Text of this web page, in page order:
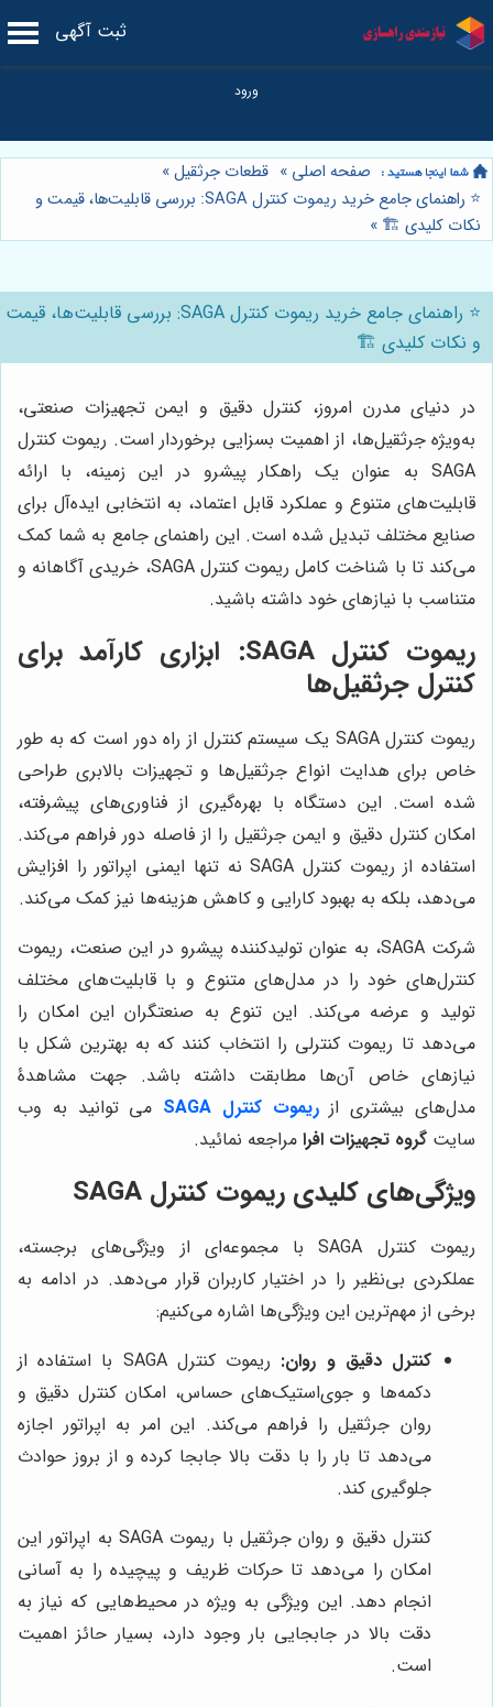
ثبت آگهی
صفحه اصلی » قطعات جرثقیل»
⭐️ راهنمای جامع خرید ریموت کنترل SAGA: بررسی قابلیت‌ها، قیمت و
نکات کلیدی 🏗️ »
⭐️ راهنمای جامع خرید ریموت کنترل SAGA: بررسی قابلیت‌ها، قیمت
و نکات کلیدی 🏗️
در دنیای مدرن امروز، کنترل دقیق و ایمن تجهیزات صنعتی،
به‌ویژه جرثقیل‌ها، از اهمیت بسزایی برخوردار است. ریموت کنترل
SAGA به عنوان یک راهکار پیشرو در این زمینه، با ارائه
قابلیت‌های متنوع و عملکرد قابل اعتماد، به انتخابی ایده‌آل برای
صنایع مختلف تبدیل شده است. این راهنمای جامع به شما کمک
می‌کند تا با شناخت کامل ریموت کنترل SAGA، خریدی آگاهانه و
متناسب با نیازهای خود داشته باشید.
ریموت کنترل SAGA: ابزاری کارآمد برای
کنترل جرثقیل‌ها
ریموت کنترل SAGA یک سیستم کنترل از راه دور است که به طور
خاص برای هدایت انواع جرثقیل‌ها و تجهیزات بالابری طراحی
شده است. این دستگاه با بهره‌گیری از فناوری‌های پیشرفته،
امکان کنترل دقیق و ایمن جرثقیل را از فاصله دور فراهم می‌کند.
استفاده از ریموت کنترل SAGA نه تنها ایمنی اپراتور را افزایش
می‌دهد، بلکه به بهبود کارایی و کاهش هزینه‌ها نیز کمک می‌کند.
شرکت SAGA، به عنوان تولیدکننده پیشرو در این صنعت، ریموت
کنترل‌های خود را در مدل‌های متنوع و با قابلیت‌های مختلف
تولید و عرضه می‌کند. این تنوع به صنعتگران این امکان را
می‌دهد تا ریموت کنترلی را انتخاب کنند که به بهترین شکل با
نیازهای خاص آن‌ها مطابقت داشته باشد. جهت مشاهدۀ
مدل‌های بیشتری ازریموت کنترل SAGA
می توانید به وب
سایت گروه تجهیزات افرا مراجعه نمائید.
ویژگی‌های کلیدی ریموت کنترل SAGA
ریموت کنترل SAGA با مجموعه‌ای از ویژگی‌های برجسته،
عملکردی بی‌نظیر را در اختیار کاربران قرار می‌دهد. در ادامه به
برخی از مهم‌ترین این ویژگی‌ها اشاره می‌کنیم:
کنترل دقیق و روان:
ریموت کنترل SAGA با استفاده از
دکمه‌ها و جوی‌استیک‌های حساس، امکان کنترل دقیق و
روان جرثقیل را فراهم می‌کند. این امر به اپراتور اجازه
می‌دهد تا بار را با دقت بالا جابجا کرده و از بروز حوادث
جلوگیری کند.
کنترل دقیق و روان جرثقیل با ریموت SAGA به اپراتور این
امکان را می‌دهد تا حرکات ظریف و پیچیده را به آسانی
انجام دهد. این ویژگی به ویژه در محیط‌هایی که نیاز به
دقت بالا در جابجایی بار وجود دارد، بسیار حائز اهمیت
است.